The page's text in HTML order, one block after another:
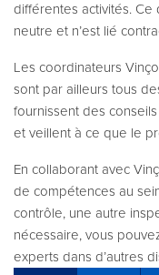
différentes activités.
neutre et n’est lié
Les coordinateurs
sont par ailleurs tous
fournissent des
et veillent à ce que le
En collaborant avec
de compétences au
contrôle, une autre
nécessaire, vous
experts dans d’autres